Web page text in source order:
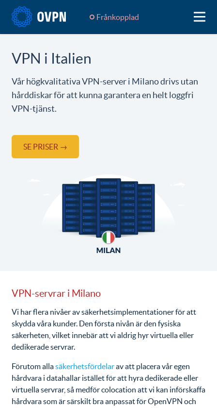
Frånkopplad
VPN i Italien
Vår högkvalitativa VPN-server i Milano drivs utan
hårddiskar för att kunna garantera en helt loggfri
VPN-tjänst.
SE PRISER →
VPN-servrar i Milano
Vi har flera nivåer av säkerhetsimplementationer för att
skydda våra kunder. Den första nivån är den fysiska
säkerheten, vilket innebär att vi aldrig hyr virtuella eller
dedikerade servrar.
Förutom allasäkerhetsfördelarav att placera vår egen
hårdvara i datahallar istället för att hyra dedikerade eller
virtuella servrar, så medför colocation att vi kan införskaffa
hårdvara som är särskilt bra anpassat för OpenVPN och